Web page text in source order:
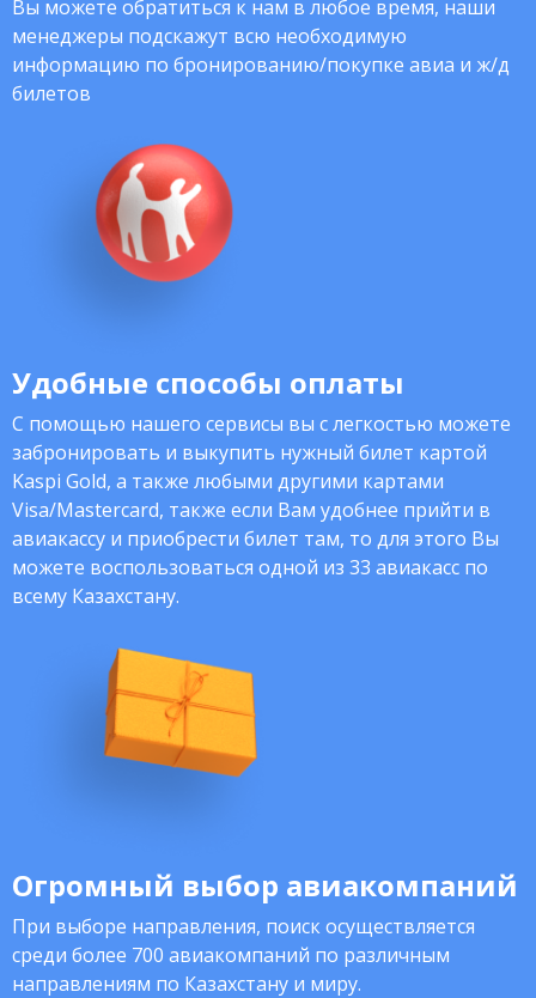
Вы можете обратиться к нам в любое время, наши
менеджеры подскажут всю необходимую
информацию по бронированию/покупке авиа и ж/д
билетов
Удобные способы оплаты
С помощью нашего сервисы вы с легкостью можете
забронировать и выкупить нужный билет картой
Kaspi Gold, а также любыми другими картами
Visa/Mastercard, также если Вам удобнее прийти в
авиакассу и приобрести билет там, то для этого Вы
можете воспользоваться одной из 33 авиакасс по
всему Казахстану.
Огромный выбор авиакомпаний
При выборе направления, поиск осуществляется
среди более 700 авиакомпаний по различным
направлениям по Казахстану и миру.